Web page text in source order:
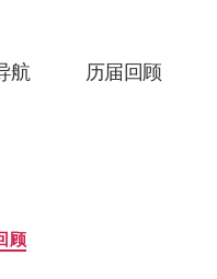
航 历届回顾
顾